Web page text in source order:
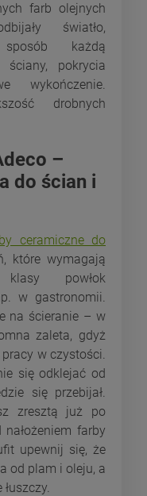
farb olejnych
światło,
każdą
ściany, pokrycia
wykończenie.
drobnych
–
do ścian i
ceramiczne do
które wymagają
klasy powłok
w gastronomii.
na ścieranie – w
zaleta, gdyż
w czystości.
się odklejać od
się przebijał.
zresztą już po
farby
upewnij się, że
od plam i oleju, a